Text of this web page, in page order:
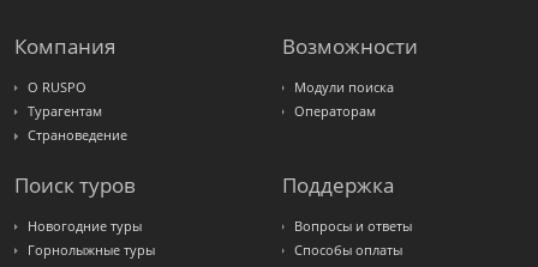
Компания
О RUSPO
Турагентам
Страноведение
Возможности
Модули поиска
Операторам
Поиск туров
Новогодние туры
Горнолыжные туры
Поддержка
Вопросы и ответы
Способы оплаты